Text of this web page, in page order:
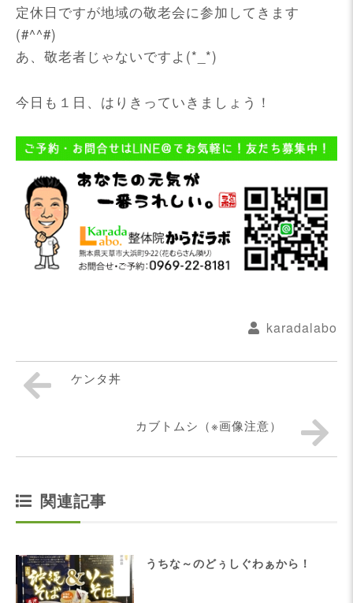
定休日ですが地域の敬老会に参加してきます
(#^^#)
あ、敬老者じゃないですよ(*_*)
今日も１日、はりきっていきましょう！
karadalabo
ケンタ丼
カブトムシ（※画像注意）
関連記事
うちな～のどぅしぐわぁから！